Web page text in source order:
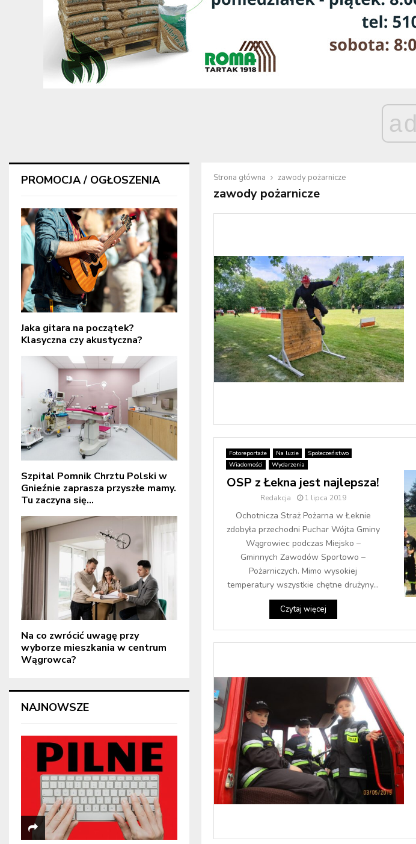
ad
Strona główna zawody pożarnicze
zawody pożarnicze
Fotoreportaże Na luzie
Społeczeństwo
Wiadomości
Wydarzenia
OSP z Łekna jest najlepsza!
Redakcja 1 lipca 2019
Ochotnicza Straż Pożarna w Łeknie
zdobyła przechodni Puchar Wójta Gminy
Wągrowiec podczas Miejsko –
Gminnych Zawodów Sportowo –
Pożarniczych. Mimo wysokiej
temperatury wszystkie chętne drużyny...
Czytaj więcej
PROMOCJA / OGŁOSZENIA
Jaka gitara na początek?
Klasyczna czy akustyczna?
Szpital Pomnik Chrztu Polski w
Gnieźnie zaprasza przyszłe mamy.
Tu zaczyna się...
Na co zwrócić uwagę przy
wyborze mieszkania w centrum
Wągrowca?
NAJNOWSZE